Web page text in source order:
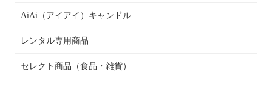
AiAi（アイアイ）キャンドル
レンタル専用商品
セレクト商品（食品・雑貨）